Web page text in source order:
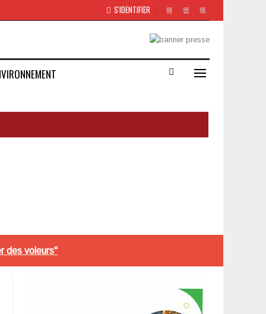
S'IDENTIFIER
des voleurs"